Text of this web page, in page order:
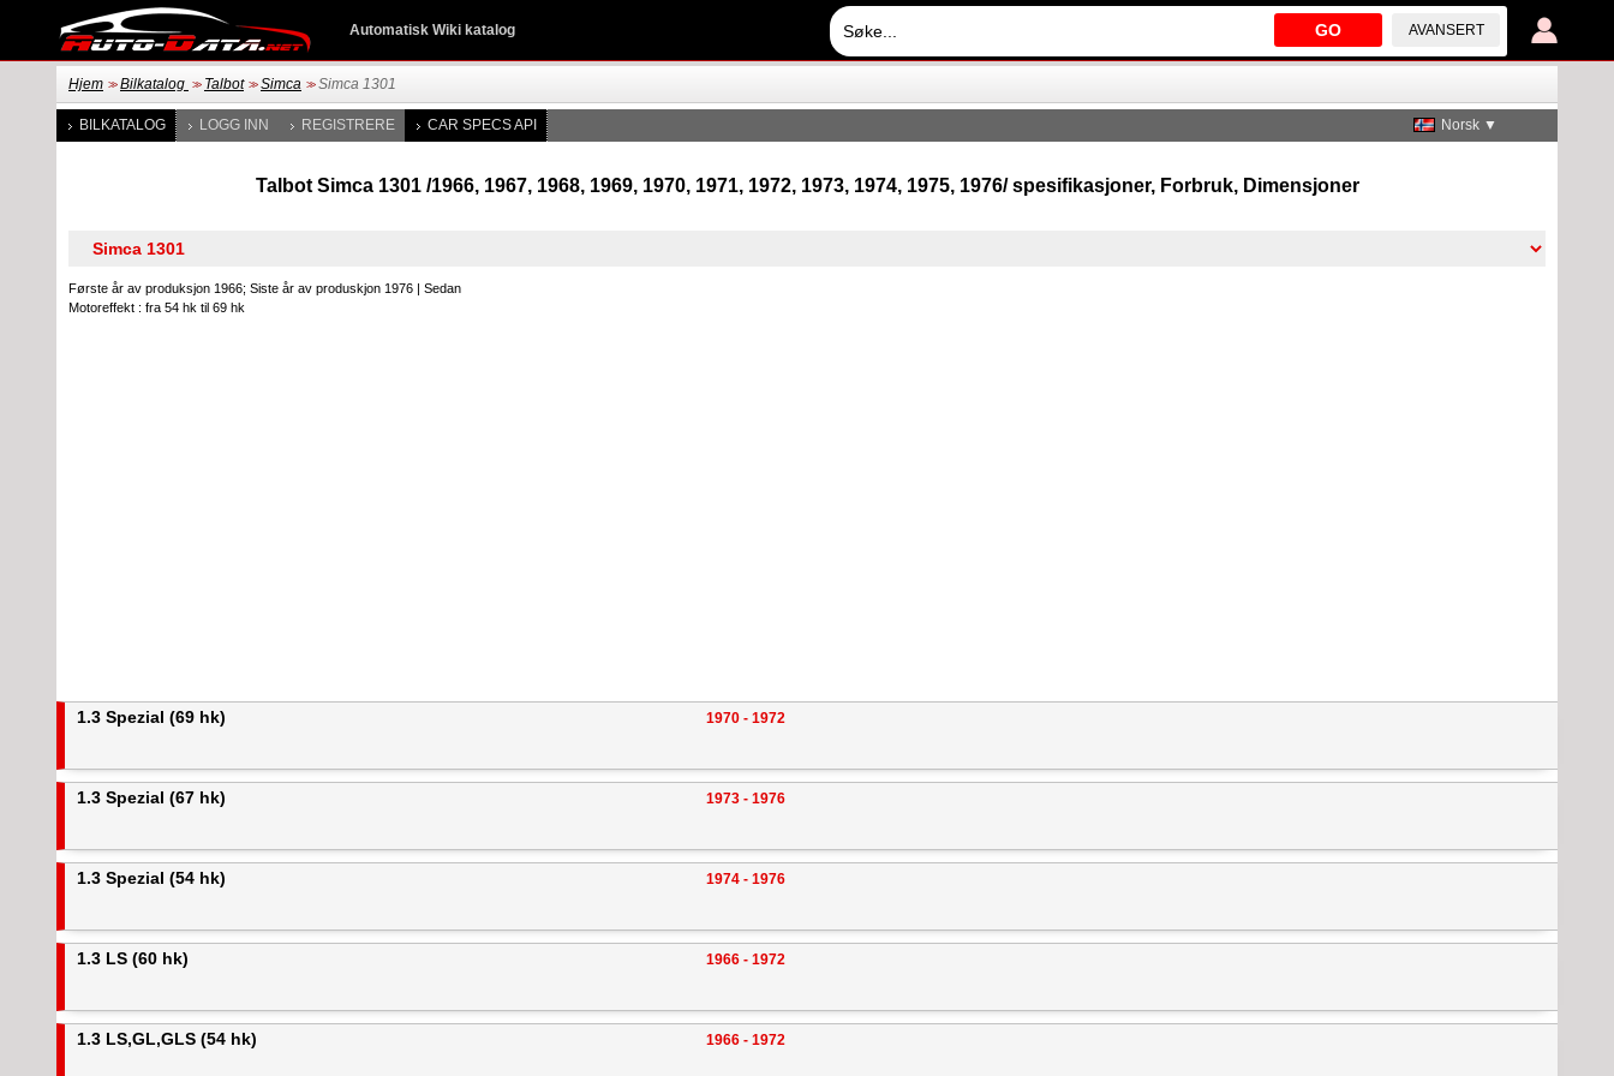
GO AVANSERT
Automatisk Wiki katalog
Hjem >> Bilkatalog >> Talbot >> Simca >> Simca 1301
BILKATALOG LOGG INN REGISTRERE CAR SPECS API Norsk ▼
Talbot Simca 1301 /1966, 1967, 1968, 1969, 1970, 1971, 1972, 1973, 1974, 1975, 1976/ spesifikasjoner, Forbruk, Dimensjoner
Første år av produksjon 1966; Siste år av produskjon 1976 | Sedan
Motoreffekt : fra 54 hk til 69 hk
1.3 Spezial (69 hk) 1970 - 1972
1.3 Spezial (67 hk) 1973 - 1976
1.3 Spezial (54 hk) 1974 - 1976
1.3 LS (60 hk) 1966 - 1972
1.3 LS,GL,GLS (54 hk) 1966 - 1972